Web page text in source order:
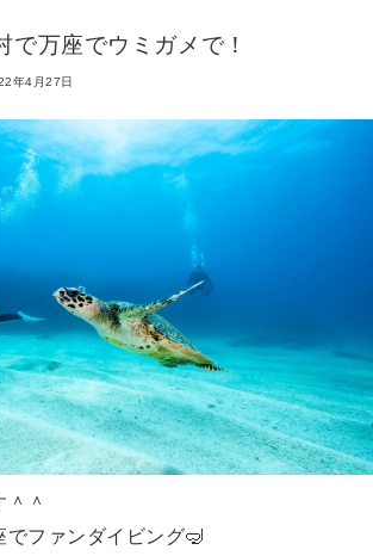
で万座でウミガメで！
年4月27日
＾
でファンダイビング🤿